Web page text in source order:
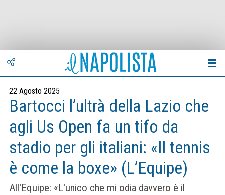
22 Agosto 2025
Bartocci l’ultrà della Lazio che
agli Us Open fa un tifo da
stadio per gli italiani: «Il tennis
è come la boxe» (L’Equipe)
All'Equipe: «L'unico che mi odia davvero è il